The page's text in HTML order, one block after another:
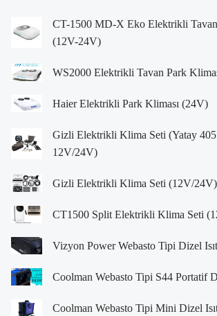
CT-1500 MD-X Eko Elektrikli Tavan
(12V-24V)
WS2000 Elektrikli Tavan Park
Haier Elektrikli Park Kliması (24V)
Gizli Elektrikli Klima Seti (Yatay
12V/24V)
Gizli Elektrikli Klima Seti (12V/24V)
CT1500 Split Elektrikli Klima Seti
Vizyon Power Webasto Tipi Dizel
Coolman Webasto Tipi S44 Portatif
Coolman Webasto Tipi Mini Dizel